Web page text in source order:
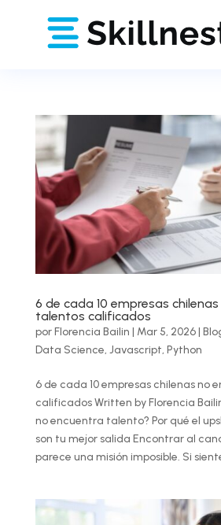
6 de cada 10 empresas
talentos calificados
porFlorencia Bailin | Mar 5, 2026|
Data Science, Javascript, Python
6 de cada 10 empresas chilenas no
calificados Written by Florencia
no encuentra talento? Por qué el
son tu mejor salida Encontrar al
parece una misión imposible. Si